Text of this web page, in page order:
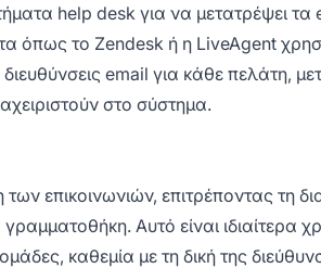
help desk για να μετατρέψει τα
όπως το Zendesk ή η LiveAgent
email για κάθε πελάτη,
στο σύστημα.
επικοινωνιών, επιτρέποντας τη
Αυτό είναι ιδιαίτερα
καθεμία με τη δική της